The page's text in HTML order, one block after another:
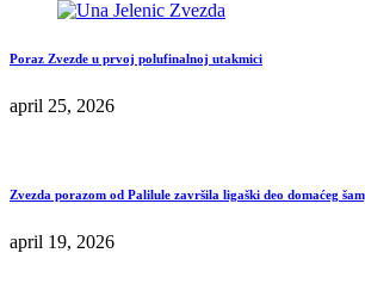
Poraz Zvezde u prvoj polufinalnoj utakmici
april 25, 2026
Zvezda porazom od Palilule završila ligaški deo domaćeg
april 19, 2026